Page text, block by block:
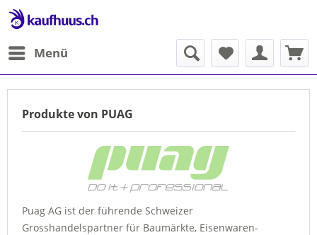
Menü
Produkte von PUAG
Puag AG ist der führende Schweizer
Grosshandelspartner für Baumärkte, Eisenwaren-